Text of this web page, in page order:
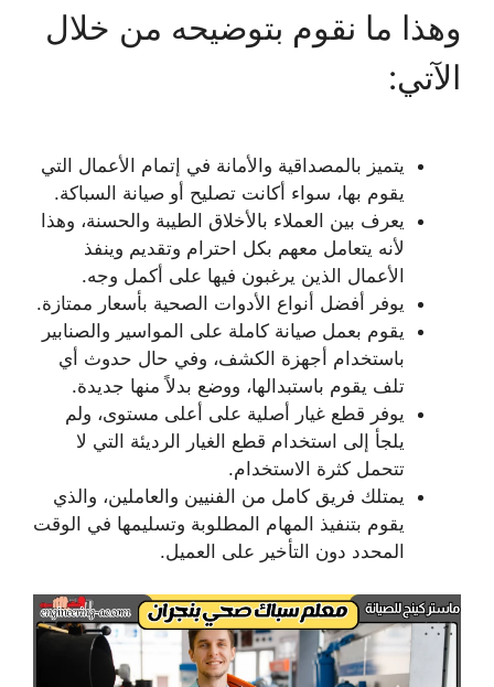
وهذا ما نقوم بتوضيحه من خلال
الآتي:
يتميز بالمصداقية والأمانة في إتمام الأعمال التي
يقوم بها، سواء أكانت تصليح أو صيانة السباكة.
يعرف بين العملاء بالأخلاق الطيبة والحسنة، وهذا
لأنه يتعامل معهم بكل احترام وتقديم وينفذ
الأعمال الذين يرغبون فيها على أكمل وجه.
يوفر أفضل أنواع الأدوات الصحية بأسعار ممتازة.
يقوم بعمل صيانة كاملة على المواسير والصنابير
باستخدام أجهزة الكشف، وفي حال حدوث أي
تلف يقوم باستبدالها، ووضع بدلاً منها جديدة.
يوفر قطع غيار أصلية على أعلى مستوى، ولم
يلجأ إلى استخدام قطع الغيار الرديئة التي لا
تتحمل كثرة الاستخدام.
يمتلك فريق كامل من الفنيين والعاملين، والذي
يقوم بتنفيذ المهام المطلوبة وتسليمها في الوقت
المحدد دون التأخير على العميل.